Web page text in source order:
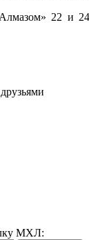
22 и
МХЛ: